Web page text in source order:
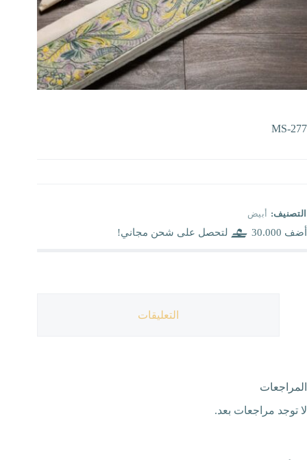
MS-277
التصنيف: أبيض
أضف 30.000 لتحصل على شحن مجاني!
التعليقات
المراجعات
لا توجد مراجعات بعد.